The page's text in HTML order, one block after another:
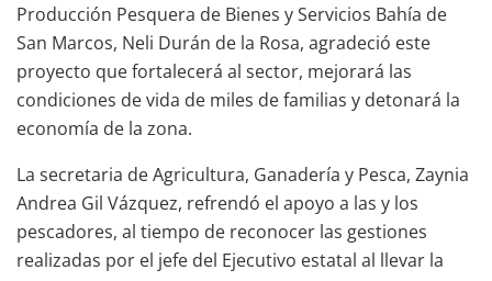
Producción Pesquera de Bienes y Servicios Bahía de
San Marcos, Neli Durán de la Rosa, agradeció este
proyecto que fortalecerá al sector, mejorará las
condiciones de vida de miles de familias y detonará la
economía de la zona.
La secretaria de Agricultura, Ganadería y Pesca, Zaynia
Andrea Gil Vázquez, refrendó el apoyo a las y los
pescadores, al tiempo de reconocer las gestiones
realizadas por el jefe del Ejecutivo estatal al llevar la